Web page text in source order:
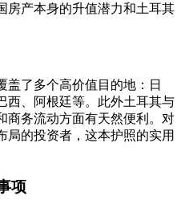
房产本身的升值潜力和土耳其
盖了多个高价值目的地：日
西、阿根廷等。此外土耳其与
商务流动方面有天然便利。对
局的投资者，这本护照的实用
项